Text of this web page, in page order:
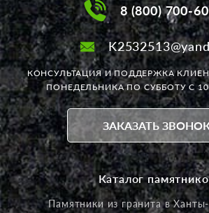
8 (800) 700-
КОНСУЛЬТАЦИЯ И ПОДДЕРЖКА
ПОНЕДЕЛЬНИКА ПО СУББОТУ С
ЗАКАЗАТЬ
Каталог
Памятники из гранита в